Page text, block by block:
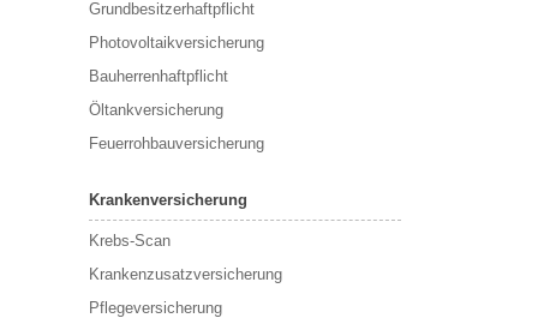
Grundbesitzerhaftpflicht
Photovoltaikversicherung
Bauherrenhaftpflicht
Öltankversicherung
Feuerrohbauversicherung
Krankenversicherung
Krebs-Scan
Krankenzusatzversicherung
Pflegeversicherung